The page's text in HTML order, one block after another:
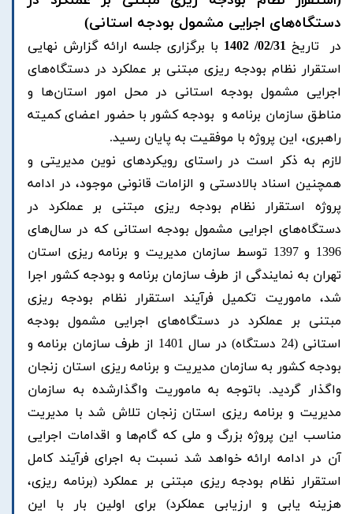
دستگاه‌های اجرایی مشمول بودجه استانی)
در تاریخ 02/31/ 1402
با برگزاری جلسه ارائه گزارش نهایی
استقرار نظام بودجه ریزی مبتنی بر عملکرد در دستگاه‌های
اجرایی مشمول بودجه استانی در محل امور استان‌ها و
مناطق سازمان برنامه و بودجه کشور با حضور اعضای کمیته
راهبری، این پروژه با موفقیت به پایان رسید.
لازم به ذکر است در راستای رویکردهای نوین مدیریتی و
همچنین اسناد بالادستی و الزامات قانونی موجود، در ادامه
پروژه استقرار نظام بودجه ریزی مبتنی بر عملکرد در
دستگاه‌های اجرایی مشمول بودجه استانی که در سال‌های
1396 و 1397 توسط سازمان مدیریت و برنامه ریزی استان
تهران به نمایندگی از طرف سازمان برنامه و بودجه کشور اجرا
شد، ماموریت تکمیل فرآیند استقرار نظام بودجه ریزی
مبتنی بر عملکرد در دستگاه‌های اجرایی مشمول بودجه
استانی (24 دستگاه) در سال 1401 از طرف سازمان برنامه و
بودجه کشور به سازمان مدیریت و برنامه ریزی استان زنجان
واگذار گردید. باتوجه به ماموریت واگذارشده به سازمان
مدیریت و برنامه ریزی استان زنجان تلاش شد با مدیریت
مناسب این پروژه بزرگ و ملی که گام‌ها و اقدامات اجرایی
آن در ادامه ارائه خواهد شد نسبت به اجرای فرآیند کامل
استقرار نظام بودجه ریزی مبتنی بر عملکرد (برنامه ریزی،
هزینه یابی و ارزیابی عملکرد) برای اولین بار با این